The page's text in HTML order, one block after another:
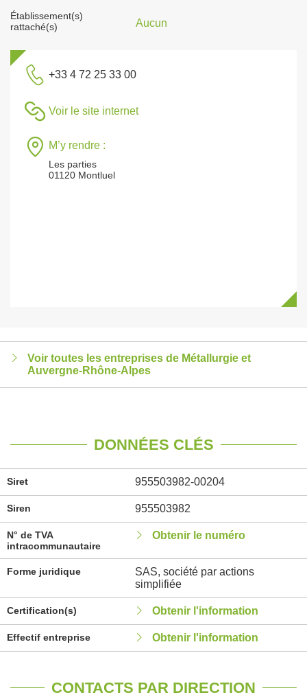
Établissement(s)
rattaché(s)
Aucun
+33 4 72 25 33 00
Voir le site internet
M’y rendre :
Les parties
01120 Montluel
Voir toutes les entreprises de Métallurgie et
Auvergne-Rhône-Alpes
DONNÉES CLÉS
Siret 955503982-00204
Siren 955503982
N° de TVA
intracommunautaire
Obtenir le numéro
Forme juridique
SAS, société par actions
simplifiée
Certification(s) Obtenir l'information
Effectif entreprise Obtenir l'information
CONTACTS PAR DIRECTION